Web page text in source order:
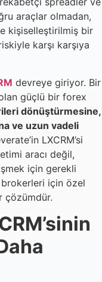
araçlar olmadan,
kişiselleştirilmiş bir
karşı karşıya
devreye giriyor. Bir
güçlü bir forex
dönüştürmesine,
ve uzun vadeli
LXCRM’si
aracı değil,
için gerekli
brokerleri için özel
çözümdür.